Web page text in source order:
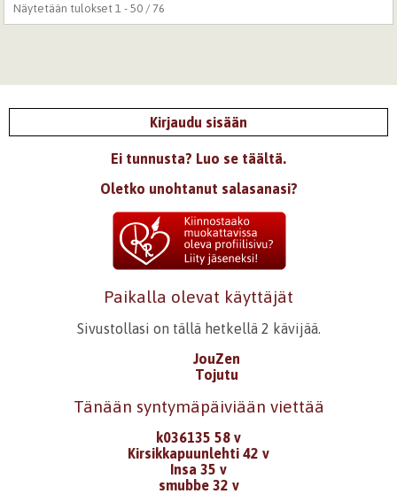
Näytetään tulokset 1 - 50 / 76
Kirjaudu sisään
Ei tunnusta? Luo se täältä.
Oletko unohtanut salasanasi?
Paikalla olevat käyttäjät
Sivustollasi on tällä hetkellä 2 kävijää.
JouZen
Tojutu
Tänään syntymäpäiviään viettää
k036135 58 v
Kirsikkapuunlehti 42 v
Insa 35 v
smubbe 32 v